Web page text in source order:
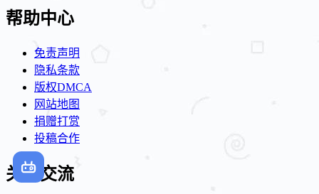
帮助中心
免责声明
隐私条款
版权DMCA
网站地图
捐赠打赏
投稿合作
关注交流